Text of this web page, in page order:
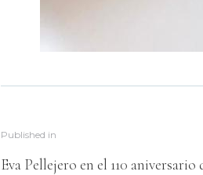
Published in
Eva Pellejero en el 110 aniversario